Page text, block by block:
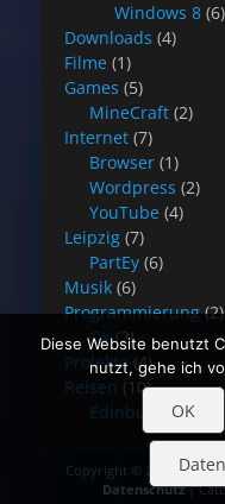
Windows 8 (6)
Downloads (4)
Filme (1)
Games (5)
MineCraft (2)
Internet (7)
Browser (1)
Wordpress (2)
YouTube (4)
Leipzig (7)
PartEy (6)
Musik (6)
Programmierung (2)
C#(2)
Projekte (4)
Reisen (10)
Edinburgh(8)
Copyright © 2026 Blog
Datenschutz|
Diese Website benutzt
nutzt, gehe ich
OK